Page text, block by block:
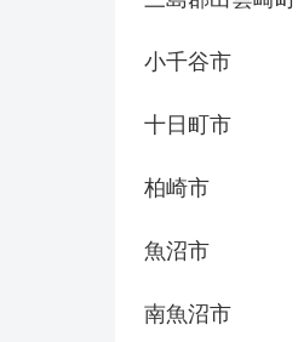
小千谷市
十日町市
柏崎市
魚沼市
南魚沼市